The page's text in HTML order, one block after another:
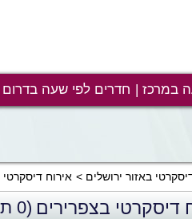
במרכז חדרים לפי שעה בדרום
באזור ירושלים אירוח
דיסקרטי בצפרירים (0 תוצאות)